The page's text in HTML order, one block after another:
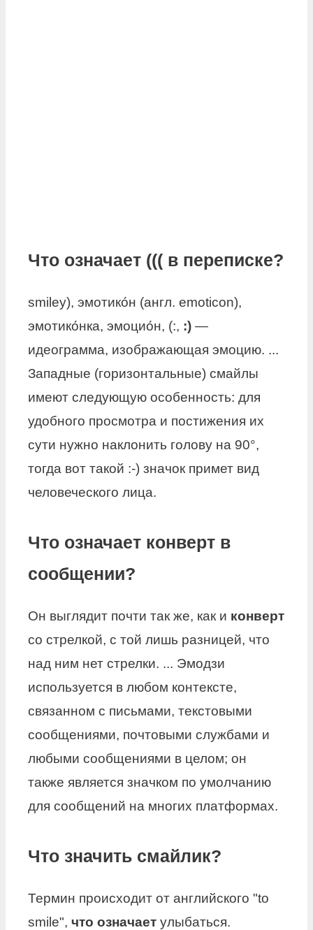
Что означает ((( в переписке?
smiley), эмотико́н (англ. emoticon),
эмотико́нка, эмоцио́н, (:, :) —
идеограмма, изображающая эмоцию. ...
Западные (горизонтальные) смайлы
имеют следующую особенность: для
удобного просмотра и постижения их
сути нужно наклонить голову на 90°,
тогда вот такой :-) значок примет вид
человеческого лица.
Что означает конверт в
сообщении?
Он выглядит почти так же, как и конверт
со стрелкой, с той лишь разницей, что
над ним нет стрелки. ... Эмодзи
используется в любом контексте,
связанном с письмами, текстовыми
сообщениями, почтовыми службами и
любыми сообщениями в целом; он
также является значком по умолчанию
для сообщений на многих платформах.
Что значить смайлик?
Термин происходит от английского "to
smile", что означает улыбаться.